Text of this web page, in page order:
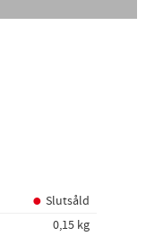
Slutsåld
0,15 kg